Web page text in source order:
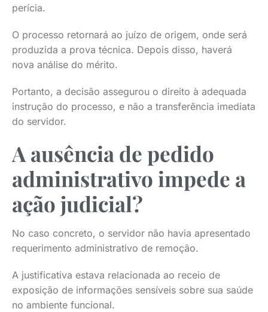
perícia.
O processo retornará ao juízo de origem, onde será
produzida a prova técnica. Depois disso, haverá
nova análise do mérito.
Portanto, a decisão assegurou o direito à adequada
instrução do processo, e não a transferência imediata
do servidor.
A ausência de pedido
administrativo impede a
ação judicial?
No caso concreto, o servidor não havia apresentado
requerimento administrativo de remoção.
A justificativa estava relacionada ao receio de
exposição de informações sensíveis sobre sua saúde
no ambiente funcional.